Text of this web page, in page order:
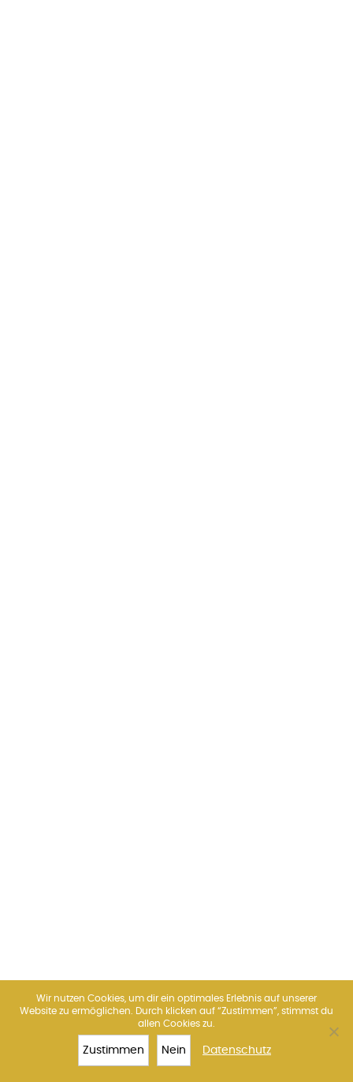
Wir nutzen Cookies, um dir ein optimales Erlebnis auf unserer
Website zu ermöglichen. Durch klicken auf “Zustimmen”, stimmst du
allen Cookies zu.
Zustimmen Nein Datenschutz